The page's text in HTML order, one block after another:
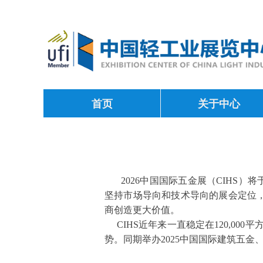
首页 关于中心
2026中国国际五金展（CIHS）
坚持市场导向和技术导向的展会定位
商创造更大价值。
CIHS近年来一直稳定在120,000平
势。同期举办2025中国国际建筑五金